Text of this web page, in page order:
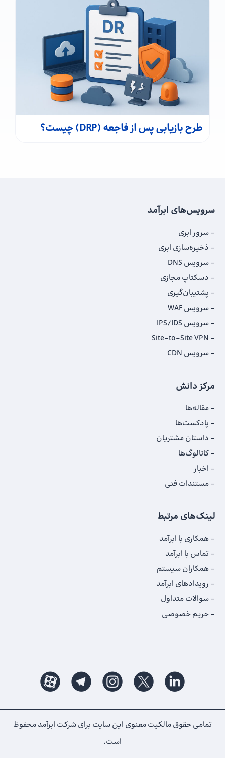
طرح بازیابی پس از فاجعه (DRP) چیست؟
سرویس‌های ابرآمد
سرور ابری
ذخیره‌سازی ابری
سرویس DNS
دسکتاپ مجازی
پشتیبان‌گیری
سرویس WAF
سرویس IPS/IDS
Site-to-Site VPN
سرویس CDN
مرکز دانش
مقاله‌ها
پادکست‌ها
داستان‌ مشتریان
کاتالوگ‌‌ها
اخبار
مستندات فنی
لینک‌های مرتبط
همکاری با ابرآمد
تماس با ابرآمد
همکاران سیستم
رویدادهای ابرآمد
سوالات متداول
حریم خصوصی
تمامی حقوق مالکیت معنوی این ‌سایت برای شرکت ابرآمد محفوظ
است.